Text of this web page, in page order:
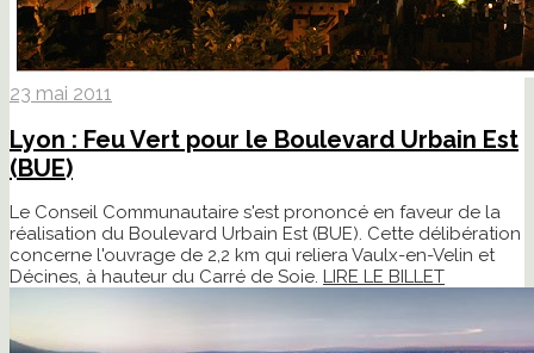
23 mai 2011
Lyon : Feu Vert pour le Boulevard Urbain Est
(BUE)
Le Conseil Communautaire s'est prononcé en faveur de la
réalisation du Boulevard Urbain Est (BUE). Cette délibération
concerne l'ouvrage de 2,2 km qui reliera Vaulx-en-Velin et
Décines, à hauteur du Carré de Soie. LIRE LE BILLET